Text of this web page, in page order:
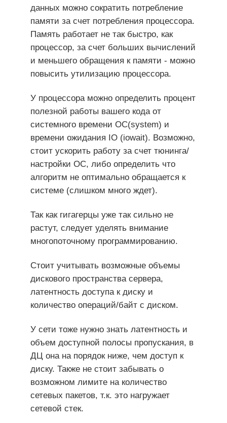
данных можно сократить потребление
памяти за счет потребления процессора.
Память работает не так быстро, как
процессор, за счет больших вычислений
и меньшего обращения к памяти - можно
повысить утилизацию процессора.
У процессора можно определить процент
полезной работы вашего кода от
системного времени ОС(system) и
времени ожидания IO (iowait). Возможно,
стоит ускорить работу за счет тюнинга/
настройки ОС, либо определить что
алгоритм не оптимально обращается к
системе (слишком много ждет).
Так как гигагерцы уже так сильно не
растут, следует уделять внимание
многопоточному программированию.
Стоит учитывать возможные объемы
дискового пространства сервера,
латентность доступа к диску и
количество операций/байт с диском.
У сети тоже нужно знать латентность и
объем доступной полосы пропускания, в
ДЦ она на порядок ниже, чем доступ к
диску. Также не стоит забывать о
возможном лимите на количество
сетевых пакетов, т.к. это нагружает
сетевой стек.